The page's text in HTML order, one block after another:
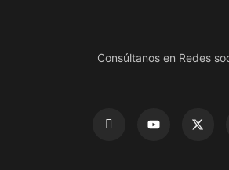
Consúltanos en Redes